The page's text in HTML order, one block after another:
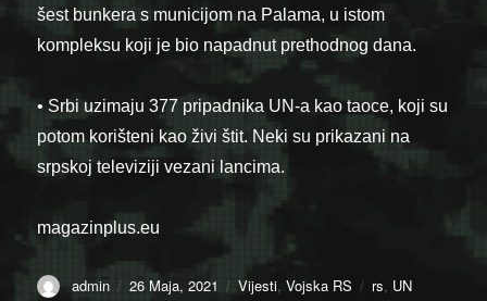
šest bunkera s municijom na Palama, u istom
kompleksu koji je bio napadnut prethodnog dana.
• Srbi uzimaju 377 pripadnika UN-a kao taoce, koji su
potom korišteni kao živi štit. Neki su prikazani na
srpskoj televiziji vezani lancima.
magazinplus.eu
Author
admin
Posted
26 Maja, 2021 Categories
Vijesti,Vojska RS Tags
rs, UN